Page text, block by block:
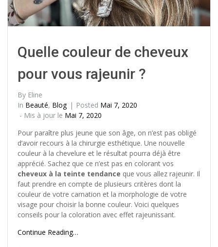
Quelle couleur de cheveux
pour vous rajeunir ?
By Eline
In Beauté, Blog Posted Mai 7, 2020
- Mis à jour le Mai 7, 2020
Pour paraître plus jeune que son âge, on n’est pas obligé
d’avoir recours à la chirurgie esthétique. Une nouvelle
couleur à la chevelure et le résultat pourra déjà être
apprécié. Sachez que ce n’est pas en colorant vos
cheveux à la teinte tendance que vous allez rajeunir. Il
faut prendre en compte de plusieurs critères dont la
couleur de votre carnation et la morphologie de votre
visage pour choisir la bonne couleur. Voici quelques
conseils pour la coloration avec effet rajeunissant.
Continue Reading…